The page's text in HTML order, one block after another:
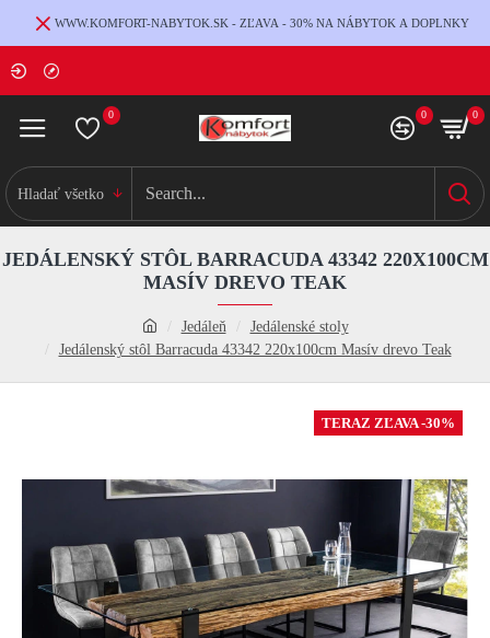
WWW.KOMFORT-NABYTOK.SK - ZĽAVA - 30% NA NÁBYTOK A DOPLNKY
0 0 0
Hladať všetko
Jedáleň
Jedálenské stoly
Jedálenský stôl Barracuda 43342 220x100cm Masív drevo Teak
JEDÁLENSKÝ STÔL BARRACUDA 43342 220X100CM
MASÍV DREVO TEAK
TERAZ ZĽAVA -30%